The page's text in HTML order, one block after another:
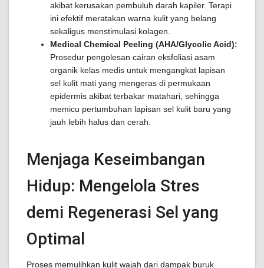
akibat kerusakan pembuluh darah kapiler. Terapi
ini efektif meratakan warna kulit yang belang
sekaligus menstimulasi kolagen.
Medical Chemical Peeling (AHA/Glycolic Acid):
Prosedur pengolesan cairan eksfoliasi asam
organik kelas medis untuk mengangkat lapisan
sel kulit mati yang mengeras di permukaan
epidermis akibat terbakar matahari, sehingga
memicu pertumbuhan lapisan sel kulit baru yang
jauh lebih halus dan cerah.
Menjaga Keseimbangan
Hidup: Mengelola Stres
demi Regenerasi Sel yang
Optimal
Proses memulihkan kulit wajah dari dampak buruk